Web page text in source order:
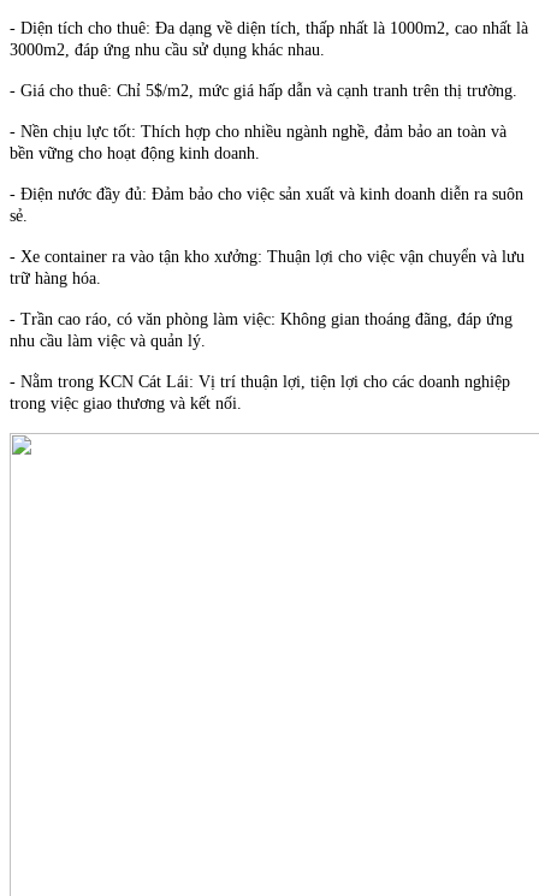
- Diện tích cho thuê: Đa dạng về diện tích, thấp nhất là 1000m2, cao nhất là
3000m2, đáp ứng nhu cầu sử dụng khác nhau.
- Giá cho thuê: Chỉ 5$/m2, mức giá hấp dẫn và cạnh tranh trên thị trường.
- Nền chịu lực tốt: Thích hợp cho nhiều ngành nghề, đảm bảo an toàn và
bền vững cho hoạt động kinh doanh.
- Điện nước đầy đủ: Đảm bảo cho việc sản xuất và kinh doanh diễn ra suôn
sẻ.
- Xe container ra vào tận kho xưởng: Thuận lợi cho việc vận chuyển và lưu
trữ hàng hóa.
- Trần cao ráo, có văn phòng làm việc: Không gian thoáng đãng, đáp ứng
nhu cầu làm việc và quản lý.
- Nằm trong KCN Cát Lái: Vị trí thuận lợi, tiện lợi cho các doanh nghiệp
trong việc giao thương và kết nối.